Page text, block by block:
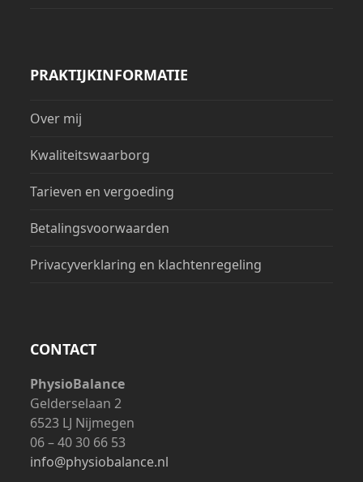
PRAKTIJKINFORMATIE
Over mij
Kwaliteitswaarborg
Tarieven en vergoeding
Betalingsvoorwaarden
Privacyverklaring en klachtenregeling
CONTACT
PhysioBalance
Gelderselaan 2
6523 LJ Nijmegen
06 – 40 30 66 53
info@physiobalance.nl